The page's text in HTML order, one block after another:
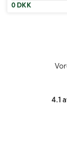
0 DKK
4.1